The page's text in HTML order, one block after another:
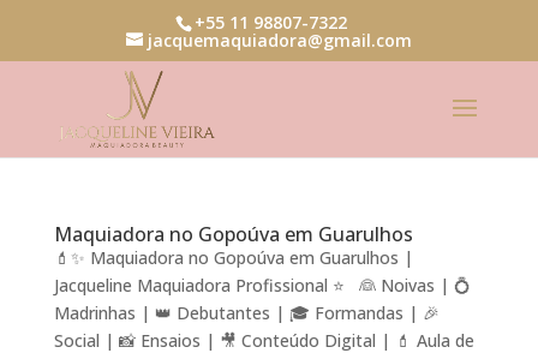
+55 11 98807-7322
jacquemaquiadora@gmail.com
Maquiadora no Gopoúva em Guarulhos
💄✨ Maquiadora no Gopoúva em Guarulhos |
Jacqueline Maquiadora Profissional ⭐ 👰 Noivas | 💍
Madrinhas | 👑 Debutantes | 🎓 Formandas | 🎉
Social | 📸 Ensaios | 🎥 Conteúdo Digital | 💄 Aula de